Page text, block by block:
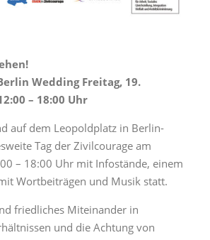
Wedding Freitag, 19.
– 18:00 Uhr
auf dem Leopoldplatz in Berlin-
Tag der Zivilcourage am
– 18:00 Uhr mit Infostände, einem
Wortbeiträgen und Musik statt.
friedliches Miteinander in
und die Achtung von